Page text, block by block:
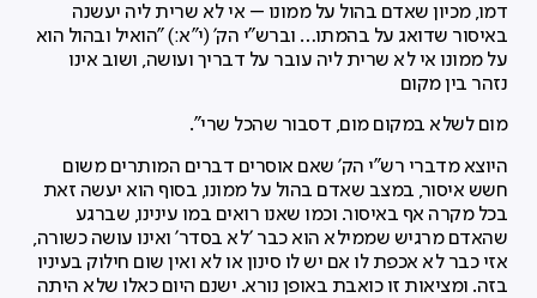
דמו, מכיון שאדם בהול על ממונו – אי לא שרית ליה יעשנה
באיסור שדואג על בהמתו… וברש"י הק' (י"א:) "הואיל ובהול הוא
על ממונו אי לא שרית ליה עובר על דבריך ועושה, ושוב אינו
נזהר בין מקום
מום לשלא במקום מום, דסבור שהכל שרי".
היוצא מדברי רש"י הק' שאם אוסרים דברים המותרים משום
חשש איסור, במצב שאדם בהול על ממונו, בסוף הוא יעשה זאת
בכל מקרה אף באיסור. וכמו שאנו רואים במו עינינו, שברגע
שהאדם מרגיש שממילא הוא כבר 'לא בסדר' ואינו עושה כשורה,
אזי כבר לא אכפת לו אם יש לו סינון או לא ואין שום חילוק בעיניו
בזה. ומציאות זו כואבת באופן נורא. ישנם היום כאלו שלא היתה